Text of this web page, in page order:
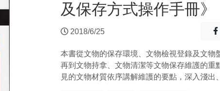
及保存方式操作手冊》
2018/6/25
本書從文物的保存環境、文物檢視登錄及文物
再到文物持拿、文物清潔等文物保存維護的重
見的文物材質依序講解維護的要點，深入淺出